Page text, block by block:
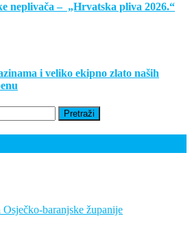
neplivača – „Hrvatska pliva 2026.“
i veliko ekipno zlato naših
Osječko-baranjske županije